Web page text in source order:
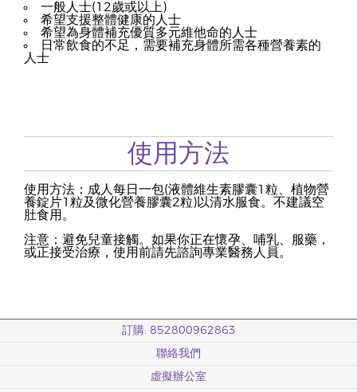
一般人士(12歲或以上)
希望支援整體健康的人士
希望為身體補充優質多元維他命的人士
日常飲食的不足，需要補充身體所需各種營養素的
人士
使用方法
使用方法：成人每日一包(液體維生素膠囊1粒、植物營
養錠片1粒及微化營養膠囊2粒)以清水服食。不建議空
肚食用。
注意：避免兒童接觸。如果你正在懷孕、哺乳、服藥，
或正接受治療，使用前請先諮詢專業醫務人員。
訂購: 852800962863
聯絡我們
虛擬辦公室